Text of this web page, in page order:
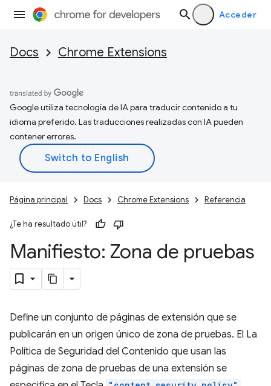
Acceder
Docs Chrome Extensions
Google utiliza tecnología de IA para traducir contenido a tu
idioma preferido. Las traducciones realizadas con IA pueden
contener errores.
Página principal Docs Chrome Extensions Referencia
¿Te ha resultado útil?
Manifiesto: Zona de pruebas
Define un conjunto de páginas de extensión que se
publicarán en un origen único de zona de pruebas. El La
Política de Seguridad del Contenido que usan las
páginas de zona de pruebas de una extensión se